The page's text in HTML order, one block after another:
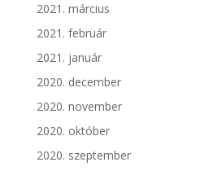
2021. március
2021. február
2021. január
2020. december
2020. november
2020. október
2020. szeptember